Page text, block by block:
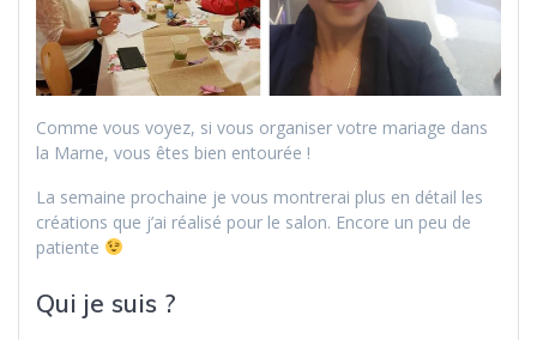
Comme vous voyez, si vous organiser votre mariage dans
la Marne, vous êtes bien entourée !
La semaine prochaine je vous montrerai plus en détail les
créations que j’ai réalisé pour le salon. Encore un peu de
patiente
Qui je suis ?